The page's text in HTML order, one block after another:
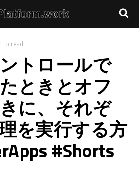
to read
トロールで
ときとオフ
に、それぞ
を実行する方
#Shorts